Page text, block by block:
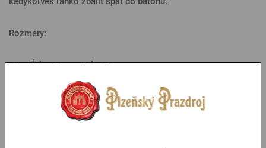
Rozmery:
34 - dĺžka 36 cm, šírka 78 cm
36 - dĺžka 37 cm, šírka 80 cm
38 - dĺžka 38 cm, šírka 82 cm
40 - dĺžka 39 cm, šírka 84 cm